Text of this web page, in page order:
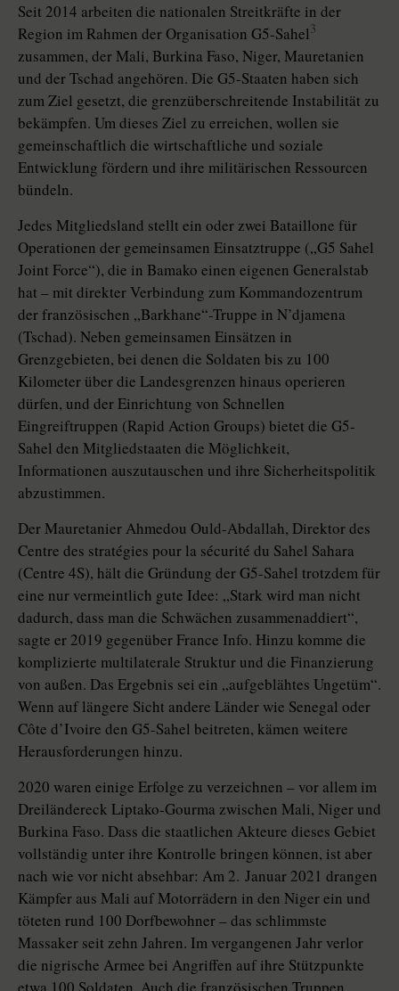
Seit 2014 arbeiten die nationalen Streitkräfte in der
Region im Rahmen der Organisation G5-Sahel3
zusammen, der Mali, Burkina Faso, Niger, Mauretanien
und der Tschad angehören. Die G5-Staaten haben sich
zum Ziel gesetzt, die grenzüberschreitende Instabilität zu
bekämpfen. Um dieses Ziel zu erreichen, wollen sie
gemeinschaftlich die wirtschaftliche und soziale
Entwicklung fördern und ihre militärischen Ressourcen
bündeln.
Jedes Mitgliedsland stellt ein oder zwei Bataillone für
Operationen der gemeinsamen Einsatztruppe („G5 Sahel
Joint Force“), die in Bamako einen eigenen Generalstab
hat – mit direkter Verbindung zum Kommandozentrum
der französischen „Barkhane“-Truppe in N’djamena
(Tschad). Neben gemeinsamen Einsätzen in
Grenzgebieten, bei denen die Soldaten bis zu 100
Kilometer über die Landesgrenzen hinaus operieren
dürfen, und der Einrichtung von Schnellen
Eingreiftruppen (Rapid Action Groups) bietet die G5-
Sahel den Mitgliedstaaten die Möglichkeit,
Informationen auszutauschen und ihre Sicherheitspolitik
abzustimmen.
Der Mauretanier Ahmedou Ould-Abdallah, Direktor des
Centre des stratégies pour la sécurité du Sahel Sahara
(Centre 4S), hält die Gründung der G5-Sahel trotzdem für
eine nur vermeintlich gute Idee: „Stark wird man nicht
dadurch, dass man die Schwächen zusammenaddiert“,
sagte er 2019 gegenüber France Info. Hinzu komme die
komplizierte multilaterale Struktur und die Finanzierung
von außen. Das Ergebnis sei ein „aufgeblähtes Ungetüm“.
Wenn auf längere Sicht andere Länder wie Senegal oder
Côte d’Ivoire den G5-Sahel beitreten, kämen weitere
Herausforderungen hinzu.
2020 waren einige Erfolge zu verzeichnen – vor allem im
Dreiländereck Liptako-Gourma zwischen Mali, Niger und
Burkina Faso. Dass die staatlichen Akteure dieses Gebiet
vollständig unter ihre Kontrolle bringen können, ist aber
nach wie vor nicht absehbar: Am 2. Januar 2021 drangen
Kämpfer aus Mali auf Motorrädern in den Niger ein und
töteten rund 100 Dorfbewohner – das schlimmste
Massaker seit zehn Jahren. Im vergangenen Jahr verlor
die nigrische Armee bei Angriffen auf ihre Stützpunkte